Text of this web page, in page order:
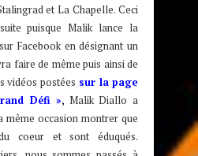
et La Chapelle. Ceci
puisque Malik lance la
Facebook en désignant un
faire de même puis ainsi de
vidéos postées sur la page
Défi », Malik Diallo a
occasion montrer que
coeur et sont éduqués.